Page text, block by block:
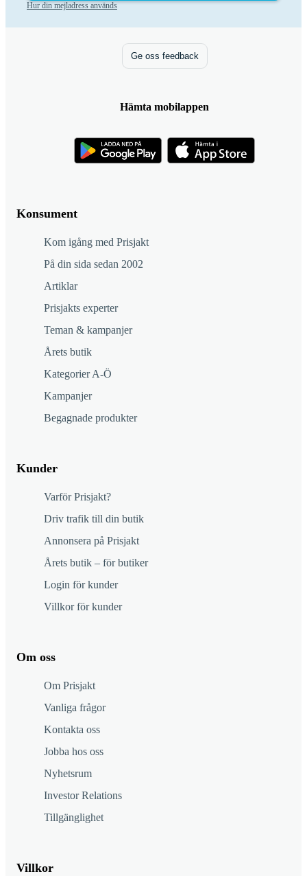
Hur din mejladress används
Konsument
Kom igång med Prisjakt
På din sida sedan 2002
Artiklar
Prisjakts experter
Teman & kampanjer
Årets butik
Kategorier A-Ö
Kampanjer
Begagnade produkter
Kunder
Varför Prisjakt?
Driv trafik till din butik
Annonsera på Prisjakt
Årets butik – för butiker
Login för kunder
Villkor för kunder
Om oss
Om Prisjakt
Vanliga frågor
Kontakta oss
Jobba hos oss
Nyhetsrum
Investor Relations
Tillgänglighet
Villkor
Ge oss feedback
Hämta mobilappen